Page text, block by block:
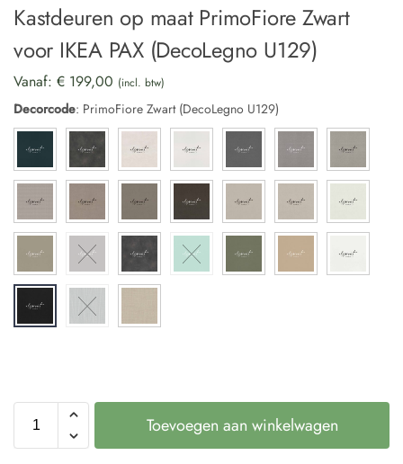
Kastdeuren op maat PrimoFiore Zwart
voor IKEA PAX (DecoLegno U129)
Vanaf: € 199,00 (incl. btw)
Decorcode: PrimoFiore Zwart (DecoLegno U129)
Toevoegen aan winkelwagen